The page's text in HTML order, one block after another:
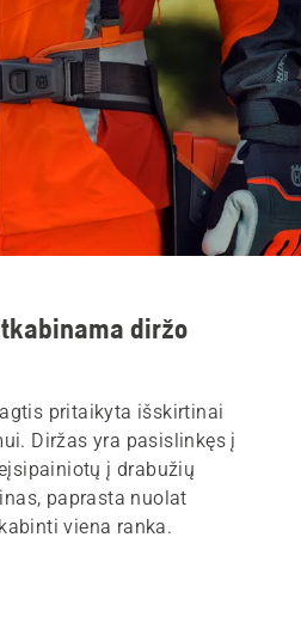
diržo
pritaikyta išskirtinai
Diržas yra pasislinkęs į
į drabužių
paprasta nuolat
viena ranka.